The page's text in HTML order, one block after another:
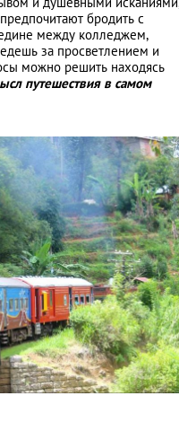
бродить с
между колледжем,
за просветлением и
можно решить находясь
путешествия в самом